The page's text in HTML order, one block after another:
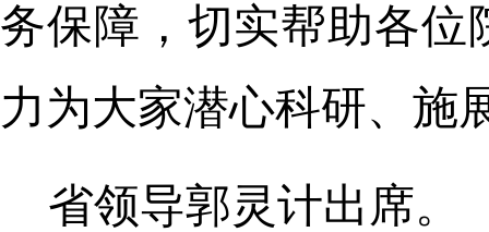
务保障，切实帮助各
力为大家潜心科研、施
省领导郭灵计出席。